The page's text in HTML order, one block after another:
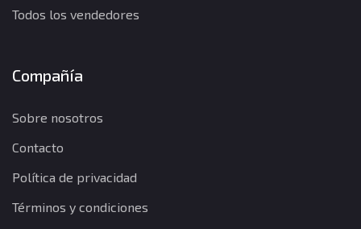
Todos los vendedores
Compañía
Sobre nosotros
Contacto
Política de privacidad
Términos y condiciones